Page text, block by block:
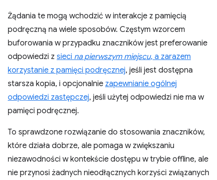
Żądania te mogą wchodzić w interakcje z pamięcią
podręczną na wiele sposobów. Częstym wzorcem
buforowania w przypadku znaczników jest preferowanie
odpowiedzi z sieci na pierwszym miejscu, a zarazem
korzystanie z pamięci podręcznej, jeśli jest dostępna
starsza kopia, i opcjonalnie zapewnianie ogólnej
odpowiedzi zastępczej, jeśli użytej odpowiedzi nie ma w
pamięci podręcznej.
To sprawdzone rozwiązanie do stosowania znaczników,
które działa dobrze, ale pomaga w zwiększaniu
niezawodności w kontekście dostępu w trybie offline, ale
nie przynosi żadnych nieodłącznych korzyści związanych